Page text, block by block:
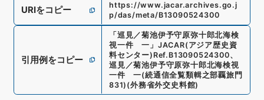
URIをコピー
https://www.jacar.archives.go.j
p/das/meta/B13090524300
引用例をコピー
「巡見／菊池伊予守原弥十郎北海検
視一件 一 」 JACAR(アジア歴史資
料センター) Ref. B13090524300、
巡見／菊池伊予守原弥十郎北海検視
一件 一(続通信全覧類輯之部覊旅門
831) (外務省外交史料館)